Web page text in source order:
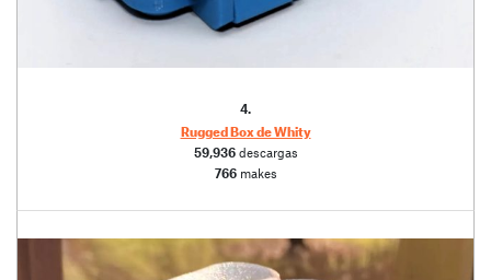
4.
Rugged Box de Whity
59,936 descargas
766 makes